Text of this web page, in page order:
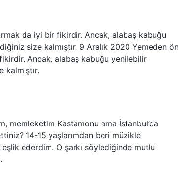
da iyi bir fikirdir. Ancak, alabaş kabuğu
size kalmıştır. 9 Aralık 2020 Yemeden
fikirdir. Ancak, alabaş kabuğu yenilebilir
memleketim Kastamonu ama İstanbul’da
14-15 yaşlarımdan beri müzikle
ederdim. O şarkı söylediğinde mutlu